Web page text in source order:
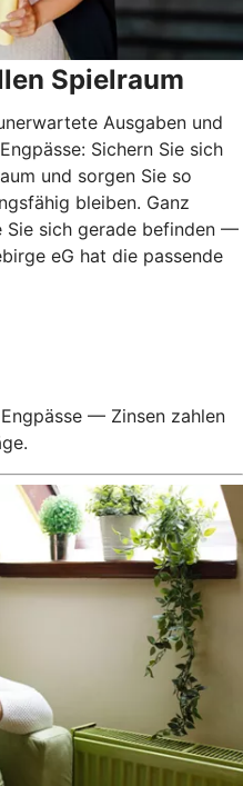
Spielraum
Ausgaben und
Sichern Sie sich
und sorgen Sie so
bleiben. Ganz
Sie sich gerade befinden —
eG hat die passende
— Zinsen zahlen